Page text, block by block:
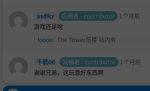
asdfcr 投稿者 - contributor
1个月前
游戏还是啥
loooo: The Tower塔楼 站内有
千鹤00 投稿者 - contributor
1个月前
谢谢兄弟，这玩意好东西啊